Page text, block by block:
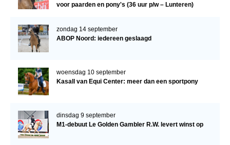
voor paarden en pony's (36 uur p/w – Lunteren)
zondag 14 september
ABOP Noord: iedereen geslaagd
woensdag 10 september
Kasall van Equi Center: meer dan een sportpony
dinsdag 9 september
M1-debuut Le Golden Gambler R.W. levert winst op